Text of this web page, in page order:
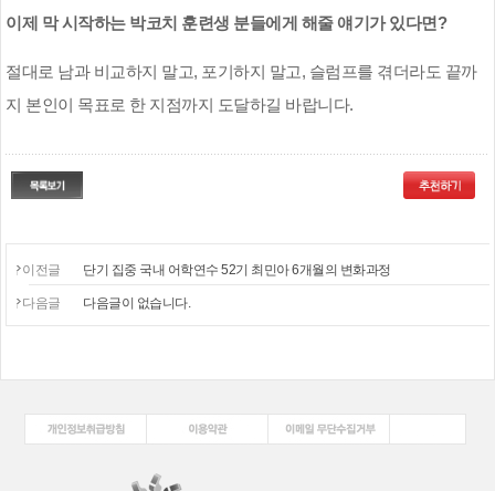
이제 막 시작하는 박코치 훈련생 분들에게 해줄 얘기가 있다면?
절대로 남과 비교하지 말고, 포기하지 말고, 슬럼프를 겪더라도 끝까
지 본인이 목표로 한 지점까지 도달하길 바랍니다.
이전글 단기 집중 국내 어학연수 52기 최민아 6개월의 변화과정
다음글 다음글이 없습니다.